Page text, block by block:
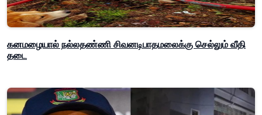
கனமழையால் நல்லதண்ணி சிவனடிபாதமலைக்கு செல்லும் வீதி
தடை